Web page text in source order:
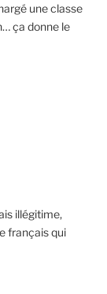
une classe
ça donne le
illégitime,
français qui